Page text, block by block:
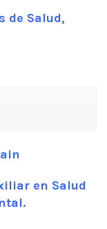
de Salud,
en Salud